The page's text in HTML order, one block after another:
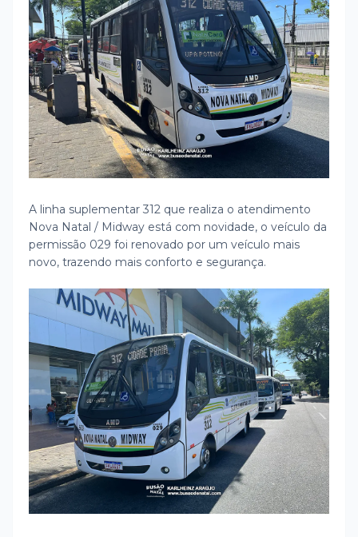
A linha suplementar 312 que realiza o atendimento
Nova Natal / Midway está com novidade, o veículo da
permissão 029 foi renovado por um veículo mais
novo, trazendo mais conforto e segurança.